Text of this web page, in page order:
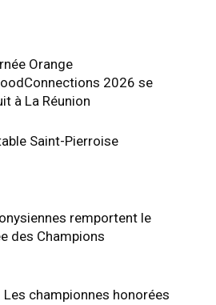
Orange
2026 se
à La Réunion
Saint-Pierroise
remportent le
des Champions
Les championnes honorées